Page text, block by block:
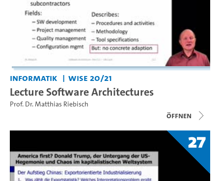
Informatik WiSe 20/21
Lecture Software Architectures
Prof. Dr. Matthias Riebisch
Öffnen
27